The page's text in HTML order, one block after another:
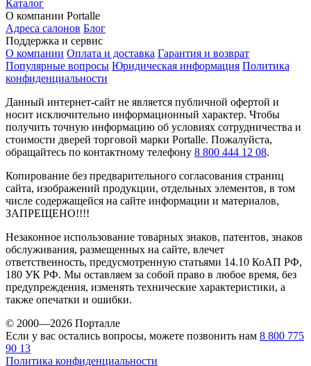
Каталог
О компании Portalle
Адреса салонов Блог
Поддержка и сервис
О компании Оплата и доставка Гарантия и возврат
Популярные вопросы Юридическая информация Политика
конфиденциальности
Данный интернет-сайт не является публичной офертой и
носит исключительно информационный характер. Чтобы
получить точную информацию об условиях сотрудничества и
стоимости дверей торговой марки Portalle. Пожалуйста,
обращайтесь по контактному телефону 8 800 444 12 08.
Копирование без предварительного согласования страниц
сайта, изображений продукции, отдельных элементов, в том
числе содержащейся на сайте информации и материалов,
ЗАПРЕЩЕНО!!!!
Незаконное использование товарных знаков, патентов, знаков
обслуживания, размещенных на сайте, влечет
ответственность, предусмотренную статьями 14.10 КоАП РФ,
180 УК РФ. Мы оставляем за собой право в любое время, без
предупреждения, изменять технические характеристики, а
также опечатки и ошибки.
© 2000—2026 Порталле
Если у вас остались вопросы, можете позвонить нам 8 800 775
90 13
Политика конфиденциальности